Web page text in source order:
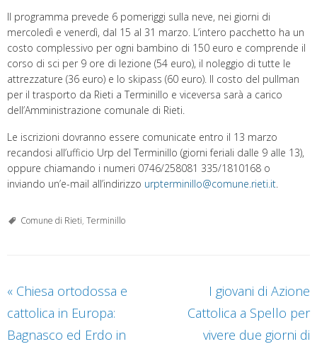
Il programma prevede 6 pomeriggi sulla neve, nei giorni di
mercoledì e venerdì, dal 15 al 31 marzo. L’intero pacchetto ha un
costo complessivo per ogni bambino di 150 euro e comprende il
corso di sci per 9 ore di lezione (54 euro), il noleggio di tutte le
attrezzature (36 euro) e lo skipass (60 euro). Il costo del pullman
per il trasporto da Rieti a Terminillo e viceversa sarà a carico
dell’Amministrazione comunale di Rieti.
Le iscrizioni dovranno essere comunicate entro il 13 marzo
recandosi all’ufficio Urp del Terminillo (giorni feriali dalle 9 alle 13),
oppure chiamando i numeri 0746/258081 335/1810168 o
inviando un’e-mail all’indirizzo urpterminillo@comune.rieti.it
Comune di Rieti, Terminillo
« Chiesa ortodossa e
cattolica in Europa:
Bagnasco ed Erdo in
I giovani di Azione
Cattolica a Spello per
vivere due giorni di